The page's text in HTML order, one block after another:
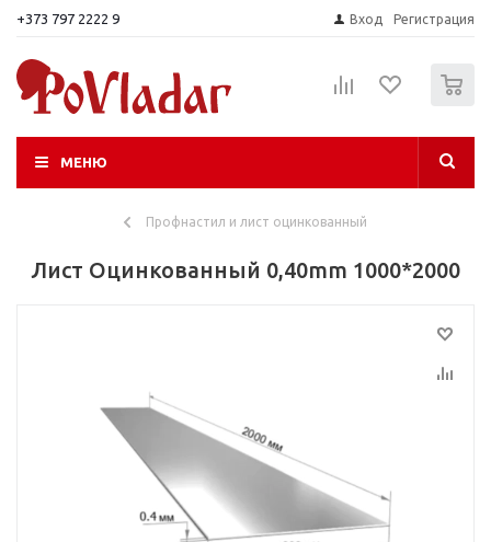
+373 797 2222 9 Вход Регистрация
МЕНЮ
Профнастил и лист оцинкованный
Лист Оцинкованный 0,40mm 1000*2000